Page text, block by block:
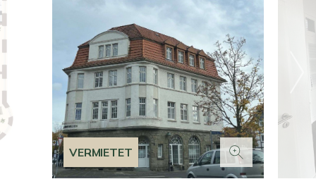
VERMIETET